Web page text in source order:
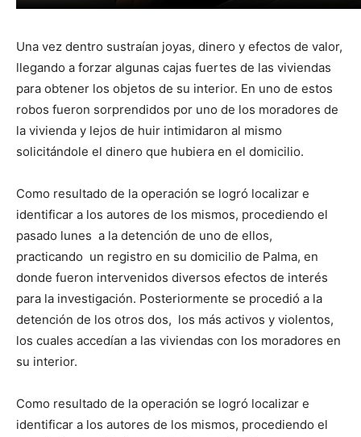
Una vez dentro sustraían joyas, dinero y efectos de valor,
llegando a forzar algunas cajas fuertes de las viviendas
para obtener los objetos de su interior. En uno de estos
robos fueron sorprendidos por uno de los moradores de
la vivienda y lejos de huir intimidaron al mismo
solicitándole el dinero que hubiera en el domicilio.
Como resultado de la operación se logró localizar e
identificar a los autores de los mismos, procediendo el
pasado lunes a la detención de uno de ellos,
practicando un registro en su domicilio de Palma, en
donde fueron intervenidos diversos efectos de interés
para la investigación. Posteriormente se procedió a la
detención de los otros dos, los más activos y violentos,
los cuales accedían a las viviendas con los moradores en
su interior.
Como resultado de la operación se logró localizar e
identificar a los autores de los mismos, procediendo el